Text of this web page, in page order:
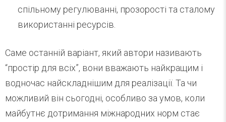
спільному регулюванні, прозорості та сталому
використанні ресурсів.
Саме останній варіант, який автори називають
“простір для всіх”, вони вважають найкращим і
водночас найскладнішим для реалізації. Та чи
можливий він сьогодні, особливо за умов, коли
майбутнє дотримання міжнародних норм стає